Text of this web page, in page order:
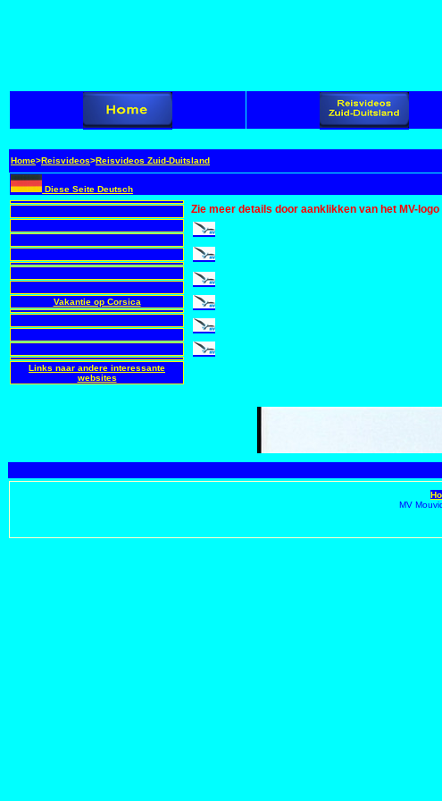
Home>Reisvideos>Reisvideos Zuid-Duitsland
Diese Seite Deutsch
Vakantie op Corsica
Links naar andere interessante
websites
Zie meer details door aanklikken van het MV-
MV